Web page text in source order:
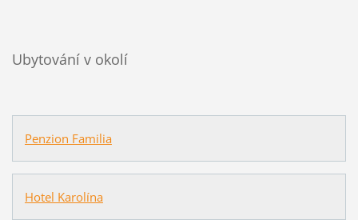
Ubytování v okolí
Penzion Familia
Hotel Karolína